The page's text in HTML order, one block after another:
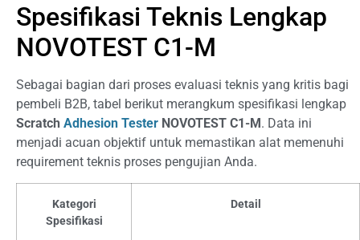
Spesifikasi Teknis Lengkap
NOVOTEST C1-M
Sebagai bagian dari proses evaluasi teknis yang kritis bagi
pembeli B2B, tabel berikut merangkum spesifikasi lengkap
Scratch Adhesion Tester NOVOTEST C1-M. Data ini
menjadi acuan objektif untuk memastikan alat memenuhi
requirement teknis proses pengujian Anda.
Kategori
Spesifikasi
Detail